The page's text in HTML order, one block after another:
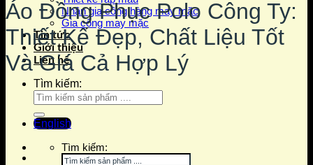
Nhận gia công hàng may mặc
Gia công may mặc
Tin tức
Giới thiệu
Liên hệ
Tìm kiếm:
English
Tìm kiếm:
Áo Đồng Phục Polo Công Ty:
Thiết Kế Đẹp, Chất Liệu Tốt
Và Giá Cả Hợp Lý